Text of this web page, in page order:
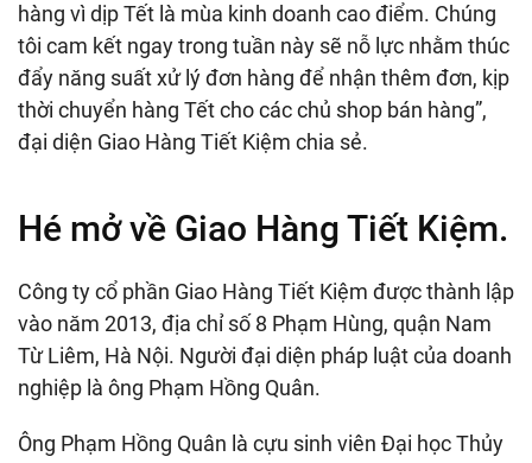
hàng vì dịp Tết là mùa kinh doanh cao điểm. Chúng
tôi cam kết ngay trong tuần này sẽ nỗ lực nhằm thúc
đẩy năng suất xử lý đơn hàng để nhận thêm đơn, kịp
thời chuyển hàng Tết cho các chủ shop bán hàng”,
đại diện Giao Hàng Tiết Kiệm chia sẻ.
Hé mở về Giao Hàng Tiết Kiệm.
Công ty cổ phần Giao Hàng Tiết Kiệm được thành lập
vào năm 2013, địa chỉ số 8 Phạm Hùng, quận Nam
Từ Liêm, Hà Nội. Người đại diện pháp luật của doanh
nghiệp là ông Phạm Hồng Quân.
Ông Phạm Hồng Quân là cựu sinh viên Đại học Thủy